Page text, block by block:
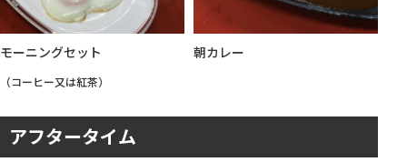
モーニングセット
（コーヒー又は紅茶）
朝カレー
アフタータイム